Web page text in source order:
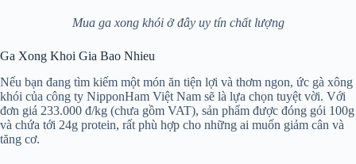
Mua ga xong khói ở đây uy tín chất lượng
Ga Xong Khoi Gia Bao Nhieu
Nếu bạn đang tìm kiếm một món ăn tiện lợi và thơm ngon, ức gà xông
khói của công ty NipponHam Việt Nam sẽ là lựa chọn tuyệt vời. Với
đơn giá 233.000 đ/kg (chưa gồm VAT), sản phẩm được đóng gói 100g
và chứa tới 24g protein, rất phù hợp cho những ai muốn giảm cân và
tăng cơ.